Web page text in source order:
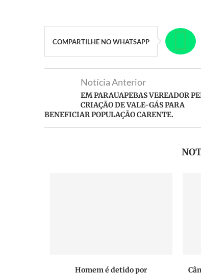
COMPARTILHE NO WHATSAPP
Notícia Anterior
EM PARAUAPEBAS VEREADOR
CRIAÇÃO DE VALE-GÁS PARA
BENEFICIAR POPULAÇÃO CARENTE.
Homem é detido por